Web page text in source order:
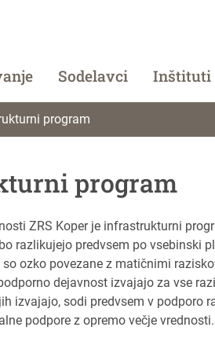
Sodelavci Inštituti
program
program
ZRS Koper je infrastrukturni
razlikujejo predvsem po vsebinski
so ozko povezane z matičnimi
dejavnost izvajajo za vse
izvajajo, sodi predvsem v podporo
podpore z opremo večje vrednosti.